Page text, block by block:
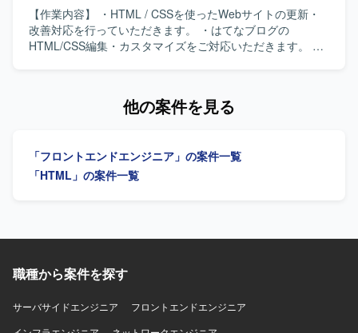
【作業内容】 ・HTML / CSSを使ったWebサイトの更新・
改善対応を行っていただきます。 ・はてなブログの
HTML/CSS編集・カスタマイズをご対応いただきます。 ・
だきます。 ・AIツール（ChatGPT・Claude等）を活用した
んでいただきます。 【ポジションの魅力】 生成AIを活用し
た法人向けプロダクトのWebを担い、事業成長に直結する
いる環境でご就業いただけます。 フルリモート・副業・短
ていただけます。 【求める人物像】 Webサイトの裏側の仕
組みを正しく理解し、レイアウトを崩さずに安全な更新作
業ができる方を求めています。 指示を待つだけでなく、サ
イトの構造や目的に合わせて自発的に動ける方を求めてい
他の案件を見る
「フロントエンドエンジニア」の案件一覧
「HTML」の案件一覧
職種から案件を探す
サーバサイドエンジニア
フロントエンドエンジニア